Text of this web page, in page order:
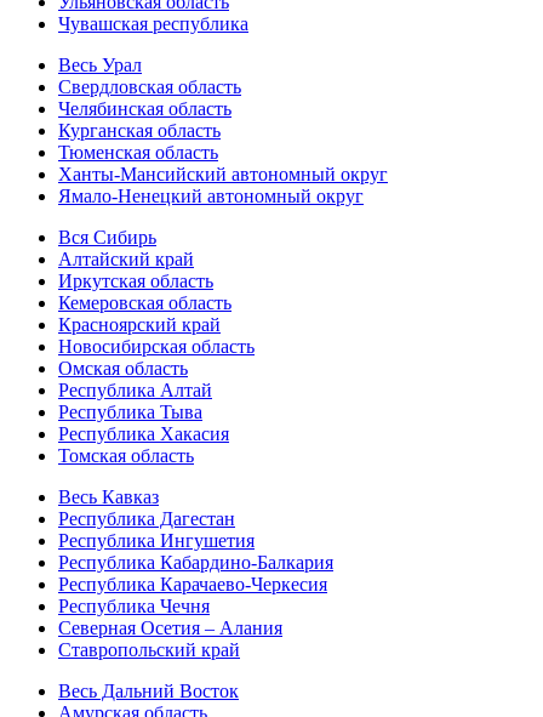
Чувашская республика
Весь Урал
Свердловская область
Челябинская область
Курганская область
Тюменская область
Ханты-Мансийский автономный округ
Ямало-Ненецкий автономный округ
Вся Сибирь
Алтайский край
Иркутская область
Кемеровская область
Красноярский край
Новосибирская область
Омская область
Республика Алтай
Республика Тыва
Республика Хакасия
Томская область
Весь Кавказ
Республика Дагестан
Республика Ингушетия
Республика Кабардино-Балкария
Республика Карачаево-Черкесия
Республика Чечня
Северная Осетия – Алания
Ставропольский край
Весь Дальний Восток
Амурская область